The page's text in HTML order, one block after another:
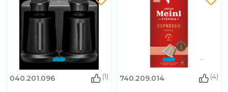
040.201.096 (1) 740.209.014 (4)